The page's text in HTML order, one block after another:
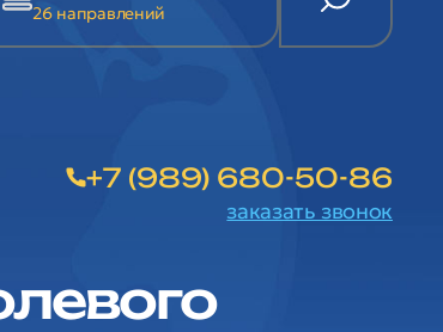
26 направлений
+7 (989) 680-50-86
заказать звонок